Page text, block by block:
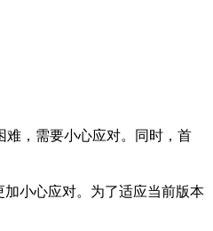
，需要小心应对。同时，首
小心应对。为了适应当前版本